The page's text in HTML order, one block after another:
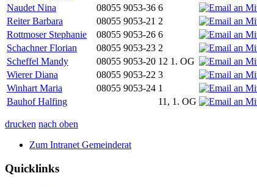
Naudet Nina
08055 9053-36 6
Reiter Barbara
08055 9053-21 2
Rottmoser Stephanie
08055 9053-26 6
Schachner Florian
08055 9053-23 2
Scheffel Mandy
08055 9053-20 12 1. OG
Wierer Diana
08055 9053-22 3
Winhart Maria
08055 9053-24 1
Bauhof Halfing
11, 1. OG
drucken nach oben
Zum Intranet Gemeinderat
Quicklinks